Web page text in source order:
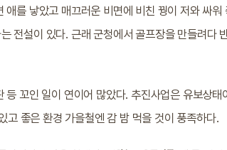
를 낳았고 매끄러운 비면에 비친 꿩이 저와 싸워
전설이 있다. 근래 군청에서 골프장을 만들려다
꼬인 일이 연이어 많았다. 추진사업은 유보상태
고 좋은 환경 가을철엔 감 밤 먹을 것이 풍족하다.